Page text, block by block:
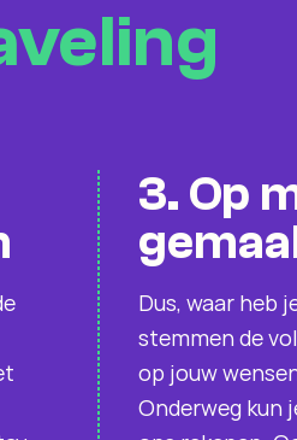
3. Op
Dus, waar heb
stemmen de
op jouw
Onderweg kun